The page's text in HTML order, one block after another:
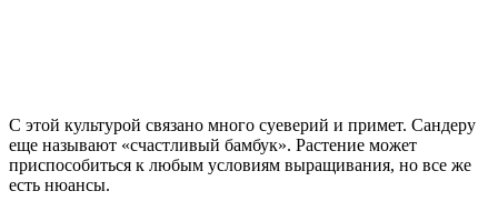
С этой культурой связано много суеверий и примет. Сандеру
еще называют «счастливый бамбук». Растение может
приспособиться к любым условиям выращивания, но все же
есть нюансы.